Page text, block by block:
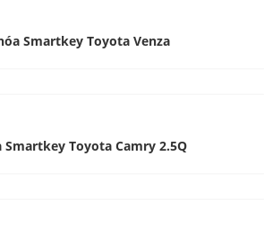
Smartkey Toyota Venza
Smartkey Toyota Camry 2.5Q